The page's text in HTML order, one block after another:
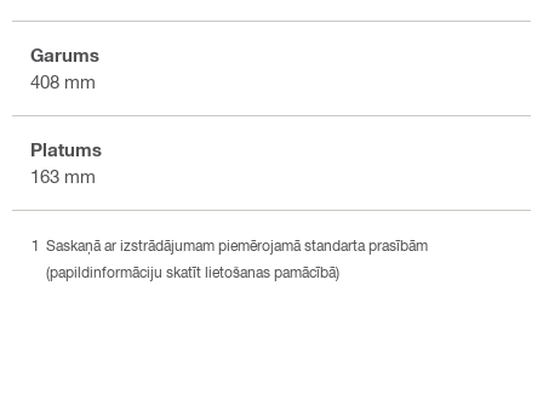
Garums
408 mm
Platums
163 mm
Saskaņā ar izstrādājumam piemērojamā standarta prasībām
(papildinformāciju skatīt lietošanas pamācībā)